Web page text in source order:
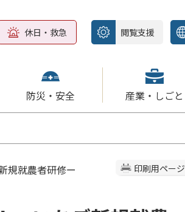
休日・救急 閲覧支援
防災・安全 産業・しごと
印刷用ページ
規就農者研修ー